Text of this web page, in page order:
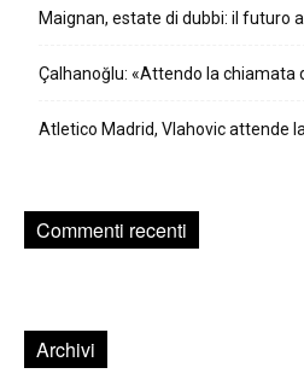
Maignan, estate di dubbi: il futuro
Çalhanoğlu: «Attendo la chiamata
Atletico Madrid, Vlahovic attende
Commenti recenti
Archivi